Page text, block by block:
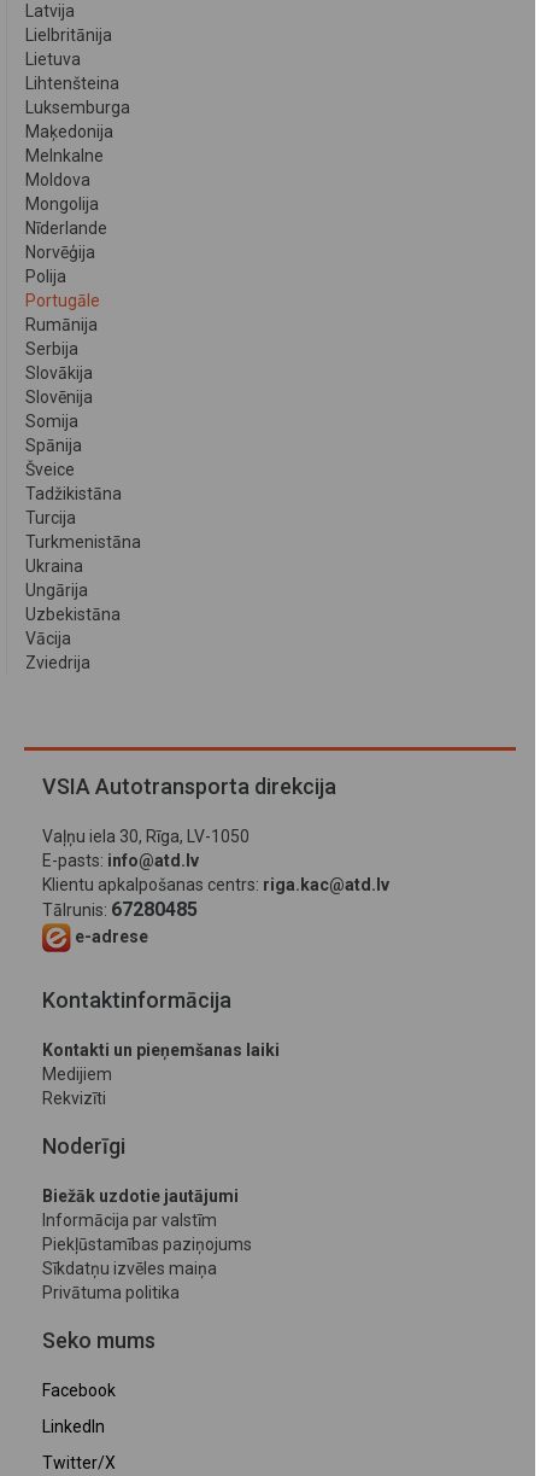
Latvija
Lielbritānija
Lietuva
Lihtenšteina
Luksemburga
Maķedonija
Melnkalne
Moldova
Mongolija
Nīderlande
Norvēģija
Polija
Portugāle
Rumānija
Serbija
Slovākija
Slovēnija
Somija
Spānija
Šveice
Tadžikistāna
Turcija
Turkmenistāna
Ukraina
Ungārija
Uzbekistāna
Vācija
Zviedrija
VSIA Autotransporta direkcija
Vaļņu iela 30, Rīga, LV-1050
E-pasts: info@atd.lv
Klientu apkalpošanas centrs: riga.kac@atd.lv
Tālrunis: 67280485
e-adrese
Kontaktinformācija
Kontakti un pieņemšanas laiki
Medijiem
Rekvizīti
Noderīgi
Biežāk uzdotie jautājumi
Informācija par valstīm
Piekļūstamības paziņojums
Sīkdatņu izvēles maiņa
Privātuma politika
Seko mums
Facebook
LinkedIn
Twitter/X